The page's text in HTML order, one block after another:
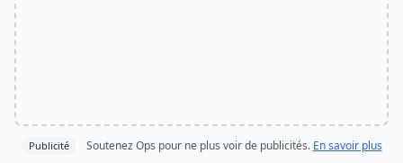
Publicité Soutenez Ops pour ne plus voir de publicités. En savoir plus